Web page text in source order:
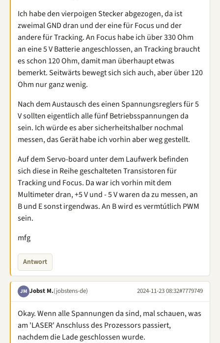
Ich habe den vierpoigen Stecker abgezogen, da ist
zweimal GND dran und der eine für Focus und der
andere für Tracking. An Focus habe ich über 330 Ohm
an eine 5 V Batterie angeschlossen, an Tracking braucht
es schon 120 Ohm, damit man überhaupt etwas
bemerkt. Seitwärts bewegt sich sich auch, aber über 120
Ohm nur ganz wenig.
Nach dem Austausch des einen Spannungsreglers für 5
V sollten eigentlich alle fünf Betriebsspannungen da
sein. Ich würde es aber sicherheitshalber nochmal
messen, das Gerät habe ich vorhin aber weg gestellt.
Auf dem Servo-board unter dem Laufwerk befinden
sich diese in Reihe geschalteten Transistoren für
Tracking und Focus. Da war ich vorhin mit dem
Multimeter dran, +5 V und - 5 V waren da zu messen, an
B und E sonst irgendwas. An B wird es vermtútlich PWM
sein.
mfg
Antwort
JM Jobst M.(jobstens-de) 2024-11-23 08:32#7779749
Okay. Wenn alle Spannungen da sind, mal schauen, was
am 'LASER' Anschluss des Prozessors passiert,
nachdem die Lade geschlossen wurde.